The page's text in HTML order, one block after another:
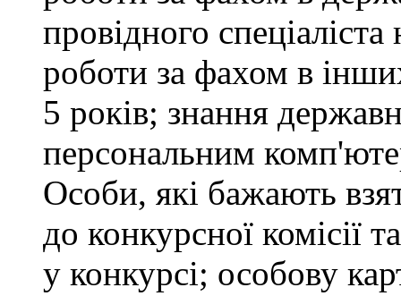
провідного
роботи за фахом в
5 років; знання
персональним
Особи, які бажають
до конкурсної комісії
у конкурсі; особову